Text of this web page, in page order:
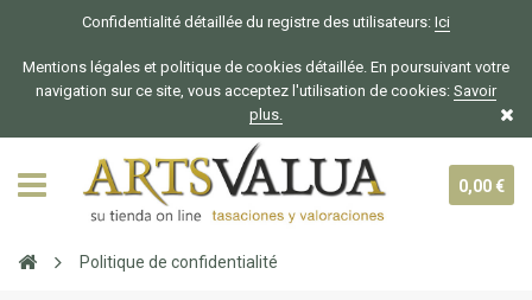
Confidentialité détaillée du registre des utilisateurs: Ici
Mentions légales et politique de cookies détaillée. En poursuivant votre
navigation sur ce site, vous acceptez l'utilisation de cookies: Savoir
plus.
0,00 €
Politique de confidentialité